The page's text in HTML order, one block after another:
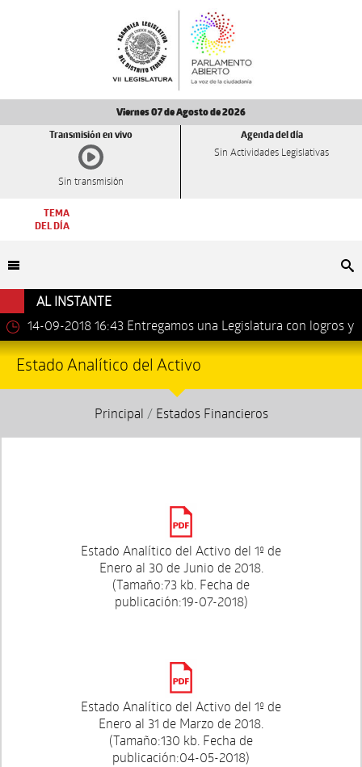
Viernes 07 de Agosto de 2026
Transmisión en vivo
Sin transmisión
Agenda del día
Sin Actividades Legislativas
TEMA
DEL DÍA
AL INSTANTE
14-09-2018 16:43 Entregamos una Legislatura con logros y
avances importantes: Dip. Leonel Luna Estrada.
Estado Analítico del Activo
Principal / Estados Financieros
Estado Analítico del Activo del 1º de
Enero al 30 de Junio de 2018.
(Tamaño:73 kb. Fecha de
publicación:19-07-2018)
Estado Analítico del Activo del 1º de
Enero al 31 de Marzo de 2018.
(Tamaño:130 kb. Fecha de
publicación:04-05-2018)